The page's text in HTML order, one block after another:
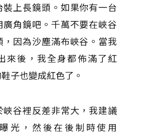
裝上長鏡頭。如果你有一台
廣角鏡吧。千萬不要在峽谷
，因為沙塵滿布峽谷。當我
來後，我全身都佈滿了紅
子也變成紅色了。
峽谷裡反差非常大，我建議
光，然後在後制時使用